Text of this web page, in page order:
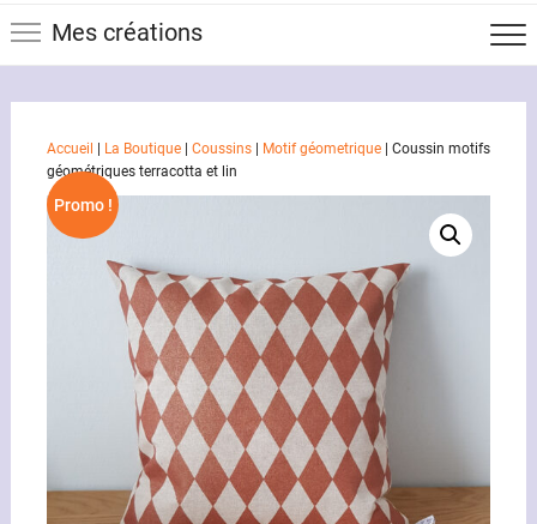
Mes créations
Accueil La Boutique| Coussins| Motif géometrique| Coussin motifs
géométriques terracotta et lin
Promo !